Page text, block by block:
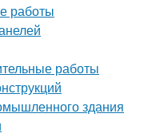
работы
работы
здания